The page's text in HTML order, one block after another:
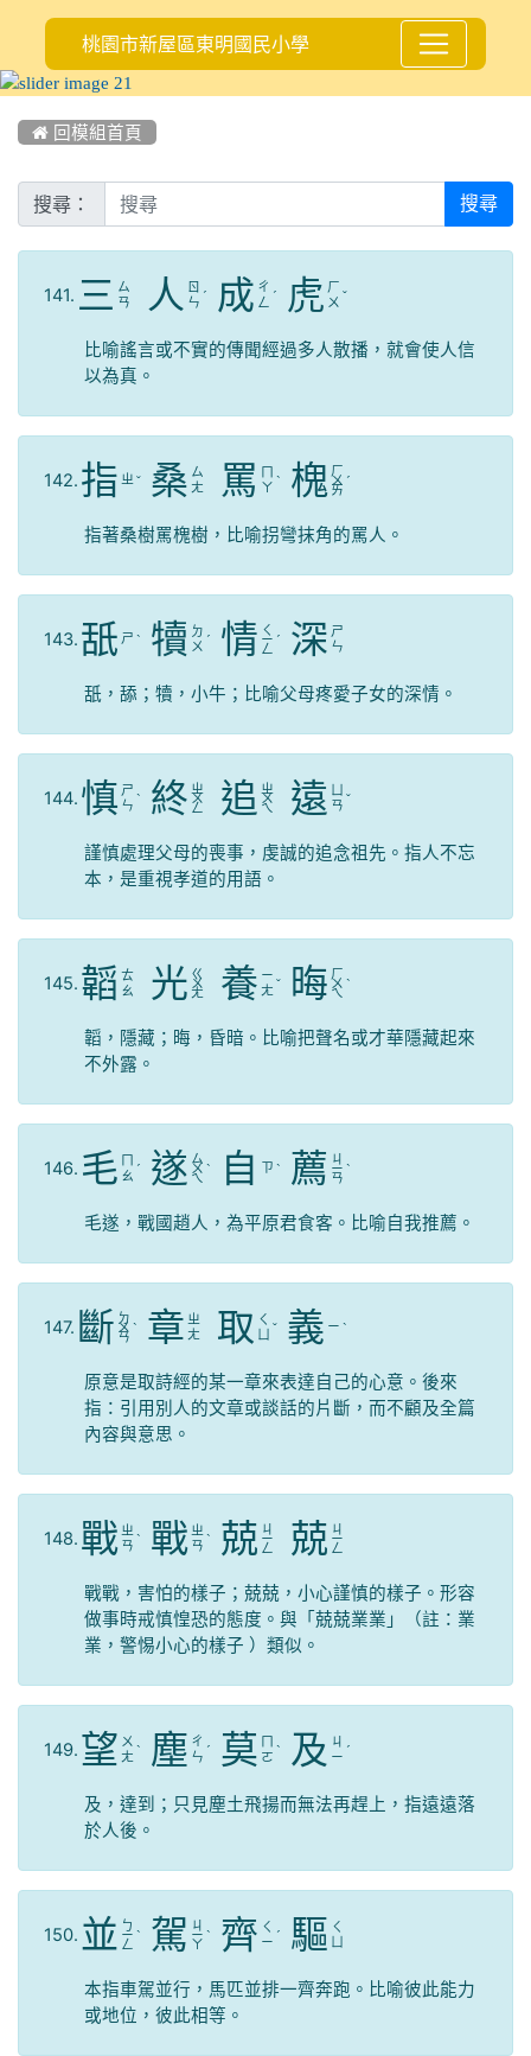
桃園市新屋區東明國民小學
 回模組首頁
搜尋： 搜尋
141. 三 ㄙ
ㄢ
人 ㄖ
ㄣ ˊ 成 ㄔ
ㄥ ˊ 虎 ㄏ
ㄨ ˇ
比喻謠言或不實的傳聞經過多人散播，就會使人信
以為真。
142. 指 ㄓ ˇ 桑 ㄙ
ㄤ
罵 ㄇ
ㄚ ˋ 槐 ㄏ
ㄨ
ㄞ
ˊ
指著桑樹罵槐樹，比喻拐彎抹角的罵人。
143. 舐 ㄕ ˋ 犢 ㄉ
ㄨ ˊ 情 ㄑ
ㄧ
ㄥ
ˊ 深 ㄕ
ㄣ
舐，舔；犢，小牛；比喻父母疼愛子女的深情。
144. 慎 ㄕ
ㄣ ˋ 終 ㄓ
ㄨ
ㄥ 追 ㄓ
ㄨ
ㄟ 遠 ㄢ ˇ
謹慎處理父母的喪事，虔誠的追念祖先。指人不忘
本，是重視孝道的用語。
145. 韜 ㄊ
ㄠ
光 ㄍ
ㄨ
ㄤ 養 ㄧ
ㄤ ˇ 晦 ㄏ
ㄨ
ㄟ
ˋ
韜，隱藏；晦，昏暗。比喻把聲名或才華隱藏起來
不外露。
146. 毛 ㄇ
ㄠ ˊ 遂 ㄙ
ㄨ
ㄟ
ˋ 自 ㄗ ˋ 薦 ㄐ
ㄧ
ㄢ
ˋ
毛遂，戰國趙人，為平原君食客。比喻自我推薦。
147. 斷 ㄉ
ㄨ
ㄢ
ˋ 章 ㄓ
ㄤ
取 ㄑ
ˇ 義 ㄧ ˋ
原意是取詩經的某一章來表達自己的心意。後來
指：引用別人的文章或談話的片斷，而不顧及全篇
內容與意思。
148. 戰 ㄓ
ㄢ ˋ 戰 ㄓ
ㄢ ˋ 兢 ㄐ
ㄧ
ㄥ 兢 ㄐ
ㄧ
ㄥ
戰戰，害怕的樣子；兢兢，小心謹慎的樣子。形容
做事時戒慎惶恐的態度。與「兢兢業業」（註：業
業，警惕小心的樣子 ）類似。
149. 望 ㄨ
ㄤ ˋ 塵 ㄔ
ㄣ ˊ 莫 ㄇ
ㄛ ˋ 及 ㄐ
ㄧ ˊ
及，達到；只見塵土飛揚而無法再趕上，指遠遠落
於人後。
150. 並 ㄅ
ㄧ
ㄥ
ˋ 駕 ㄐ
ㄧ
ㄚ
ˋ 齊 ㄑ
ㄧ ˊ 驅 ㄑ
本指車駕並行，馬匹並排一齊奔跑。比喻彼此能力
或地位，彼此相等。